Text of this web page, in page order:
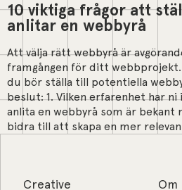
10 viktiga frågor att
anlitar en webbyrå
Att välja rätt webbyrå är
framgången för ditt webbprojekt.
du bör ställa till potentiella
beslut: 1. Vilken erfarenhet har ni
anlita en webbyrå som är bekant
bidra till att skapa en mer
Creative Om